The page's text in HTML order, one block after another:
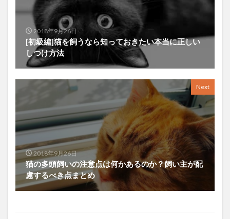
2018年9月26日
[初級編]猫を飼うなら知っておきたい本当に正しい
しつけ方法
Next
2018年9月26日
猫の多頭飼いの注意点は何かあるのか？飼い主が配
慮するべき点まとめ